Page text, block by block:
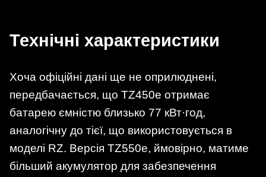
Технічні характеристики
Хоча офіційні дані ще не оприлюднені,
передбачається, що TZ450e отримає
батарею ємністю близько 77 кВт·год,
аналогічну до тієї, що використовується в
моделі RZ. Версія TZ550e, ймовірно, матиме
більший акумулятор для забезпечення